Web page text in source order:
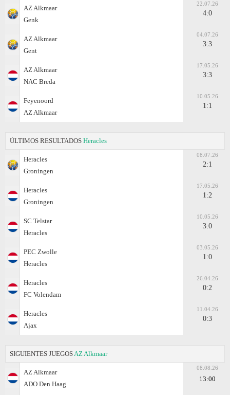
AZ Alkmaar
Genk
22.07.26
4:0
AZ Alkmaar
Gent
04.07.26
3:3
AZ Alkmaar
NAC Breda
17.05.26
3:3
Feyenoord
AZ Alkmaar
10.05.26
1:1
ÚLTIMOS RESULTADOS Heracles
Heracles
Groningen
08.07.26
2:1
Heracles
Groningen
17.05.26
1:2
SC Telstar
Heracles
10.05.26
3:0
PEC Zwolle
Heracles
03.05.26
1:0
Heracles
FC Volendam
26.04.26
0:2
Heracles
Ajax
11.04.26
0:3
SIGUIENTES JUEGOS AZ Alkmaar
AZ Alkmaar
ADO Den Haag
08.08.26
13:00